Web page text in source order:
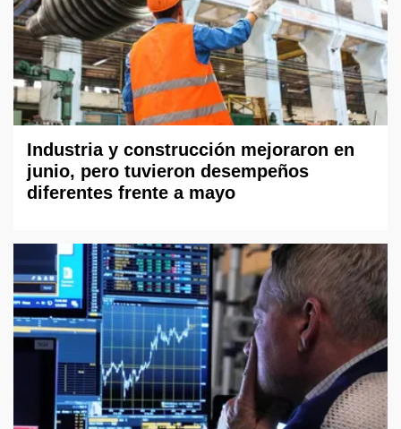
Industria y construcción mejoraron en
junio, pero tuvieron desempeños
diferentes frente a mayo